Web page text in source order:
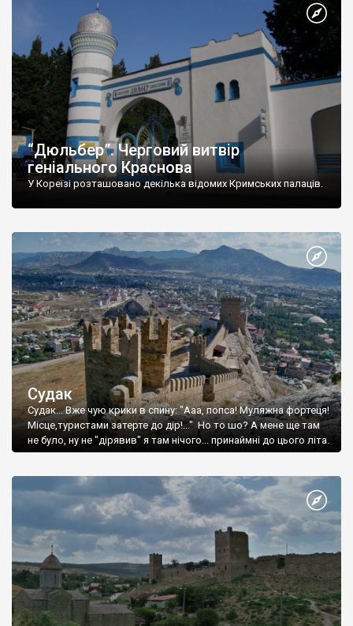
“Дюльбер”. Черговий витвір
геніального Краснова
У Кореїзі розташовано декілька відомих Кримських палаців.
Судак
Судак... Вже чую крики в спину: "Ааа, попса! Муляжна фортеця!
Місце,туристами затерте до дір!..." Но то шо? А мене ще там
не було, ну не "дірявив" я там нічого... принаймні до цього літа.